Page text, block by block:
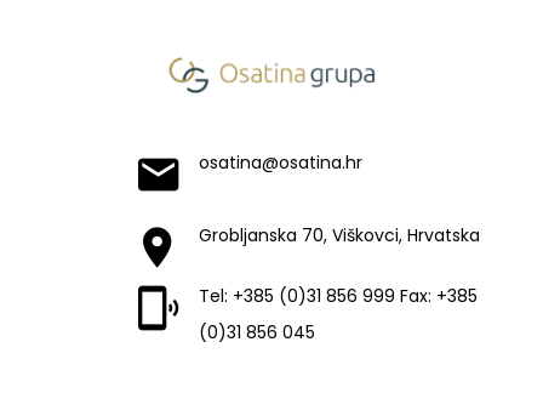
osatina@osatina.hr
Grobljanska 70, Viškovci, Hrvatska
Tel: +385 (0)31 856 999 Fax: +385
(0)31 856 045